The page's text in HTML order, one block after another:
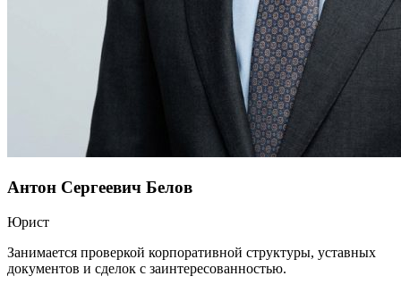
Антон Сергеевич Белов
Юрист
Занимается проверкой корпоративной структуры, уставных
документов и сделок с заинтересованностью.